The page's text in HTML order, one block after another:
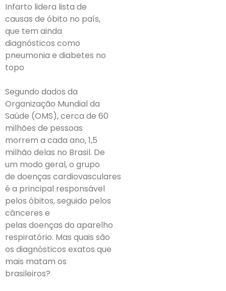
Infarto lidera lista de
causas de óbito no país,
que tem ainda
diagnósticos como
pneumonia e diabetes no
topo
Segundo dados da
Organização Mundial da
Saúde (OMS), cerca de 60
milhões de pessoas
morrem a cada ano, 1,5
milhão delas no Brasil. De
um modo geral, o grupo
de doenças cardiovasculares
é a principal responsável
pelos óbitos, seguido pelos
cânceres e
pelas doenças do aparelho
respiratório. Mas quais são
os diagnósticos exatos que
mais matam os
brasileiros?